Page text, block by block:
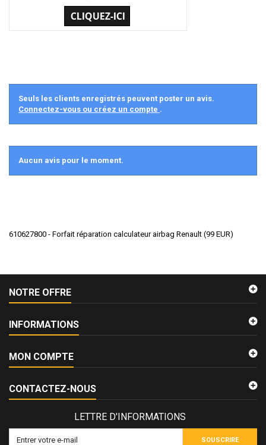
Seuls les clients enregistrés peuvent poster un avis.
Connectez-vous ou créez un compte .
Aucun avis pour le moment.
610627800 - Forfait réparation calculateur airbag Renault (99 EUR)
NOTRE OFFRE
INFORMATIONS
MON COMPTE
CONTACTEZ-NOUS
LETTRE D'INFORMATIONS
SOUSCRIRE